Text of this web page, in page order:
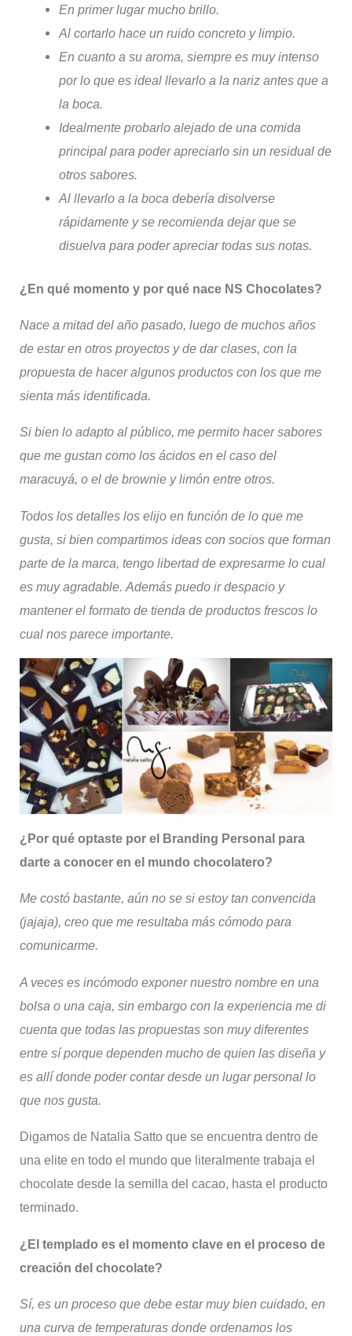
En primer lugar mucho brillo.
Al cortarlo hace un ruido concreto y limpio.
En cuanto a su aroma, siempre es muy intenso
por lo que es ideal llevarlo a la nariz antes que a
la boca.
Idealmente probarlo alejado de una comida
principal para poder apreciarlo sin un residual de
otros sabores.
Al llevarlo a la boca debería disolverse
rápidamente y se recomienda dejar que se
disuelva para poder apreciar todas sus notas.
¿En qué momento y por qué nace NS Chocolates?
Nace a mitad del año pasado, luego de muchos años
de estar en otros proyectos y de dar clases, con la
propuesta de hacer algunos productos con los que me
sienta más identificada.
Si bien lo adapto al público, me permito hacer sabores
que me gustan como los ácidos en el caso del
maracuyá, o el debrownie y limón entre otros.
Todos los detalles los elijo en función de lo que me
gusta, si bien compartimos ideas con socios que forman
parte de la marca, tengo libertad de expresarme lo cual
es muy agradable. Además puedo ir despacio y
mantener el formato de tienda de productos frescos lo
cual nos parece importante.
¿Por qué optaste por el Branding Personal para
darte a conocer en el mundo chocolatero?
Me costó bastante, aún no se si estoy tan convencida
(jajaja), creo que me resultaba más cómodo para
comunicarme.
A veces es incómodo exponer nuestro nombre en una
bolsa o una caja, sin embargo con la experiencia me di
cuenta que todas las propuestas son muy diferentes
entre sí porque dependen mucho de quien las diseña y
es allí donde poder contar desde un lugar personal lo
que nos gusta.
Digamos de Natalia Satto que se encuentra dentro de
una elite en todo el mundo que literalmente trabaja el
chocolate desde la semilla del cacao, hasta el producto
terminado.
¿El templado es el momento clave en el proceso de
creación del chocolate?
Sí, es un proceso que debe estar muy bien cuidado, en
una curva de temperaturas donde ordenamos los